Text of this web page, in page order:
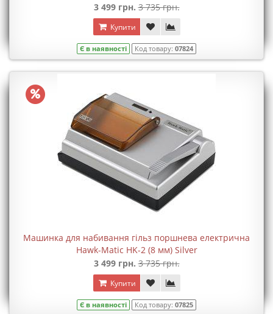
3 499 грн. 3 735 грн.
Купити
Є в наявності Код товару: 07824
Машинка для набивання гільз поршнева електрична
Hawk-Matic HK-2 (8 мм) Silver
3 499 грн. 3 735 грн.
Купити
Є в наявності Код товару: 07825